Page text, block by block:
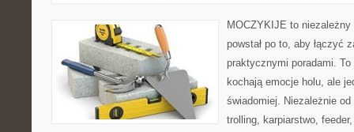
MOCZYKIJE to
powstał po to, aby łączyć
praktycznymi poradami.
kochają emocje holu, ale
świadomiej. Niezależnie
trolling, karpiarstwo,